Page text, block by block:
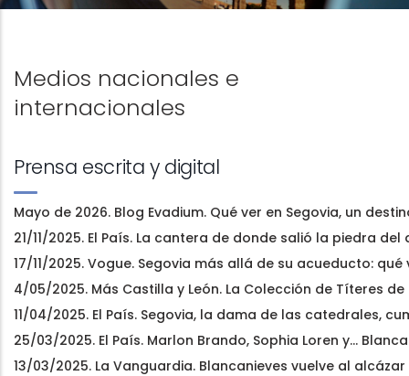
Medios nacionales e
internacionales
Prensa escrita y digital
Mayo de 2026. Blog Evadium. Qué ver en Segovia, un
21/11/2025. El País. La cantera de donde salió la piedra
17/11/2025. Vogue. Segovia más allá de su acueducto:
4/05/2025. Más Castilla y León. La Colección de Títeres
11/04/2025. El País. Segovia, la dama de las catedrales,
25/03/2025. El País. Marlon Brando, Sophia Loren y...
13/03/2025. La Vanguardia. Blancanieves vuelve al